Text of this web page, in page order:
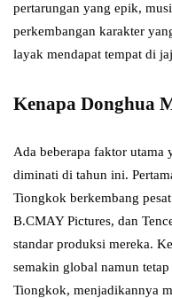
pertarungan yang epik,
perkembangan karakter
layak mendapat tempat di
Kenapa Donghua
Ada beberapa faktor utama
diminati di tahun ini.
Tiongkok berkembang
B.CMAY Pictures, dan
standar produksi mereka.
semakin global namun
Tiongkok, menjadikannya